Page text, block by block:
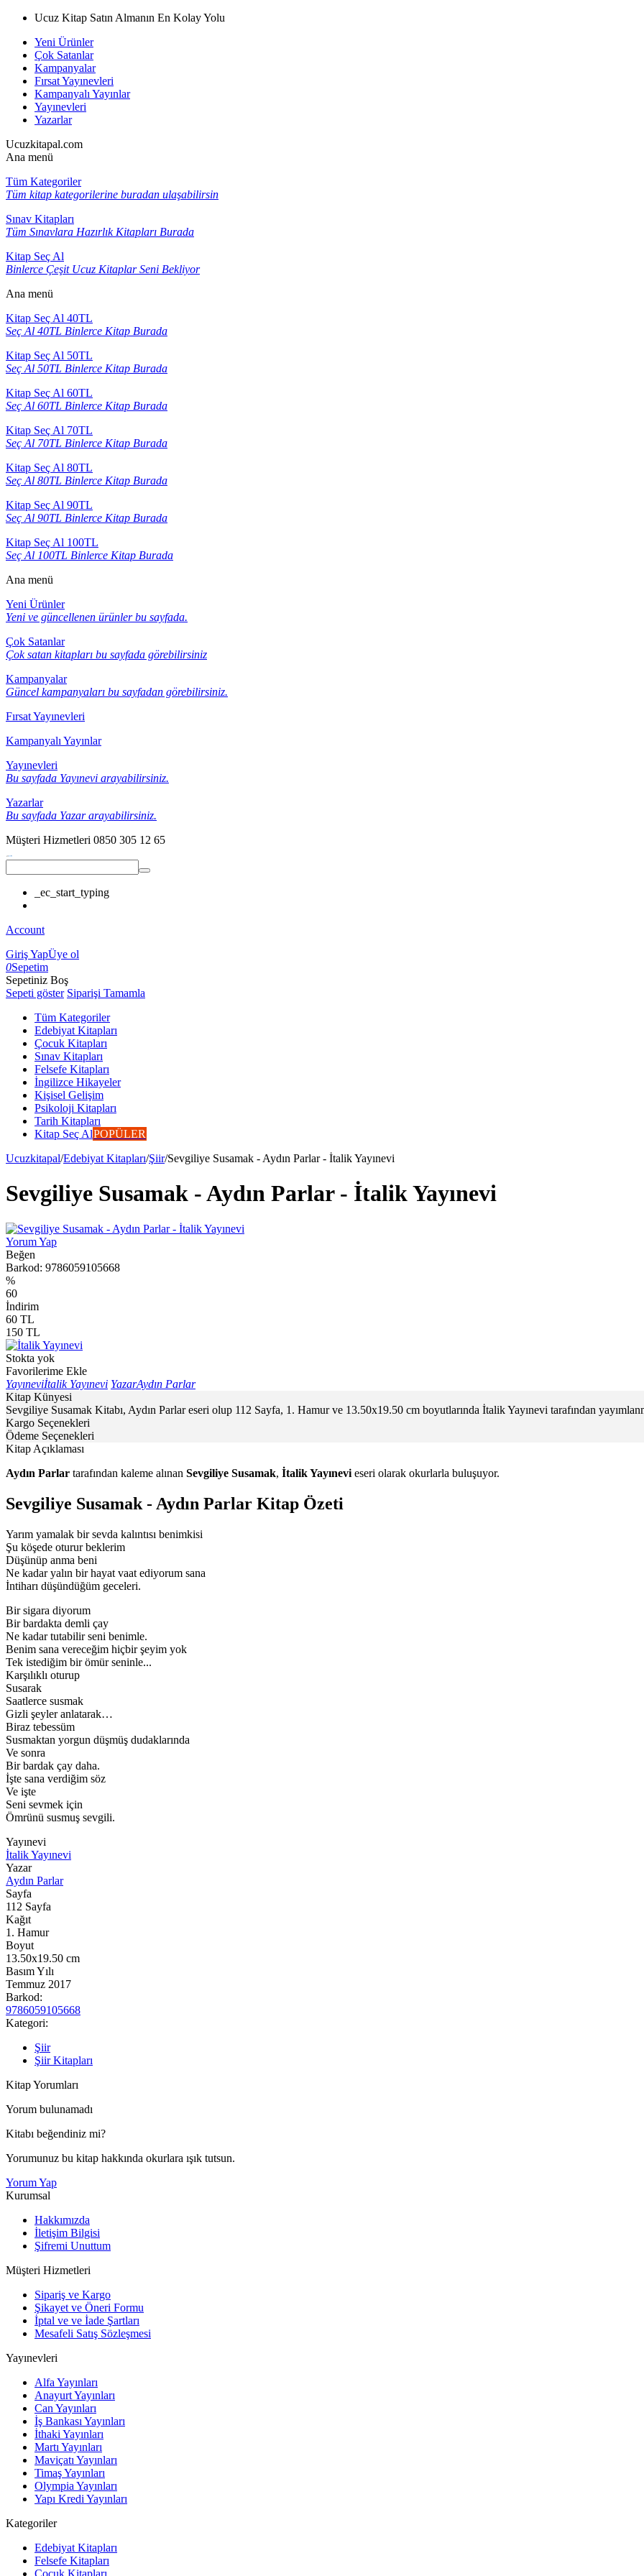
Ucuz Kitap Satın Almanın En Kolay Yolu
Yeni Ürünler
Çok Satanlar
Kampanyalar
Fırsat Yayınevleri
Kampanyalı Yayınlar
Yayınevleri
Yazarlar
Ucuzkitapal.com
Ana menü
Tüm Kategoriler
Tüm kitap kategorilerine buradan ulaşabilirsin
Sınav Kitapları
Tüm Sınavlara Hazırlık Kitapları Burada
Kitap Seç Al
Binlerce Çeşit Ucuz Kitaplar Seni Bekliyor
Ana menü
Kitap Seç Al 40TL
Seç Al 40TL Binlerce Kitap Burada
Kitap Seç Al 50TL
Seç Al 50TL Binlerce Kitap Burada
Kitap Seç Al 60TL
Seç Al 60TL Binlerce Kitap Burada
Kitap Seç Al 70TL
Seç Al 70TL Binlerce Kitap Burada
Kitap Seç Al 80TL
Seç Al 80TL Binlerce Kitap Burada
Kitap Seç Al 90TL
Seç Al 90TL Binlerce Kitap Burada
Kitap Seç Al 100TL
Seç Al 100TL Binlerce Kitap Burada
Ana menü
Yeni Ürünler
Yeni ve güncellenen ürünler bu sayfada.
Çok Satanlar
Çok satan kitapları bu sayfada görebilirsiniz
Kampanyalar
Güncel kampanyaları bu sayfadan görebilirsiniz.
Fırsat Yayınevleri
Kampanyalı Yayınlar
Yayınevleri
Bu sayfada Yayınevi arayabilirsiniz.
Yazarlar
Bu sayfada Yazar arayabilirsiniz.
Müşteri Hizmetleri 0850 305 12 65
_ec_start_typing
Account
Giriş YapÜye ol
0Sepetim
Sepetiniz Boş
Sepeti göster Siparişi Tamamla
Tüm Kategoriler
Edebiyat Kitapları
Çocuk Kitapları
Sınav Kitapları
Felsefe Kitapları
İngilizce Hikayeler
Kişisel Gelişim
Psikoloji Kitapları
Tarih Kitapları
Kitap Seç AlPOPÜLER
Ucuzkitapal/Edebiyat Kitapları/Şiir/Sevgiliye Susamak - Aydın Parlar - İtalik Yayınevi
Sevgiliye Susamak - Aydın Parlar - İtalik Yayınevi
Yorum Yap
Beğen
Barkod: 9786059105668
%
60
İndirim
60 TL
150 TL
Stokta yok
Favorilerime Ekle
Yayıneviİtalik Yayınevi YazarAydın Parlar
Kitap Künyesi
Sevgiliye Susamak Kitabı, Aydın Parlar eseri olup 112 Sayfa, 1. Hamur ve 13.50x19.50 cm boyutlarında İtalik Yayınevi tarafından
Kargo Seçenekleri
Ödeme Seçenekleri
Kitap Açıklaması
Aydın Parlar tarafından kaleme alınan Sevgiliye Susamak, İtalik Yayınevi eseri olarak okurlarla buluşuyor.
Sevgiliye Susamak - Aydın Parlar Kitap Özeti
Yarım yamalak bir sevda kalıntısı benimkisi
Şu köşede oturur beklerim
Düşünüp anma beni
Ne kadar yalın bir hayat vaat ediyorum sana
İntiharı düşündüğüm geceleri.
Bir sigara diyorum
Bir bardakta demli çay
Ne kadar tutabilir seni benimle.
Benim sana vereceğim hiçbir şeyim yok
Tek istediğim bir ömür seninle...
Karşılıklı oturup
Susarak
Saatlerce susmak
Gizli şeyler anlatarak…
Biraz tebessüm
Susmaktan yorgun düşmüş dudaklarında
Ve sonra
Bir bardak çay daha.
İşte sana verdiğim söz
Ve işte
Seni sevmek için
Ömrünü susmuş sevgili.
Yayınevi
İtalik Yayınevi
Yazar
Aydın Parlar
Sayfa
112 Sayfa
Kağıt
1. Hamur
Boyut
13.50x19.50 cm
Basım Yılı
Temmuz 2017
Barkod:
9786059105668
Kategori:
Şiir
Şiir Kitapları
Kitap Yorumları
Yorum bulunamadı
Kitabı beğendiniz mi?
Yorumunuz bu kitap hakkında okurlara ışık tutsun.
Yorum Yap
Kurumsal
Hakkımızda
İletişim Bilgisi
Şifremi Unuttum
Müşteri Hizmetleri
Sipariş ve Kargo
Şikayet ve Öneri Formu
İptal ve ve İade Şartları
Mesafeli Satış Sözleşmesi
Yayınevleri
Alfa Yayınları
Anayurt Yayınları
Can Yayınları
İş Bankası Yayınları
İthaki Yayınları
Martı Yayınları
Maviçatı Yayınları
Timaş Yayınları
Olympia Yayınları
Yapı Kredi Yayınları
Kategoriler
Edebiyat Kitapları
Felsefe Kitapları
Çocuk Kitapları